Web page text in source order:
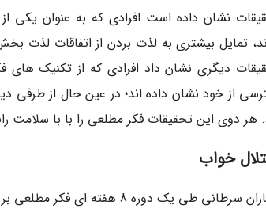
نشان داده است افرادی که به عنوان
تمایل بیشتری به لذت بردن از اتفاقات لذت
دیگری نشان داد افرادی که از تکنیک
از خود نشان داده اند؛ در عین حال از طرفی
هر دوی این تحقیقات فکر مطلعی را با با سلامت
خواب